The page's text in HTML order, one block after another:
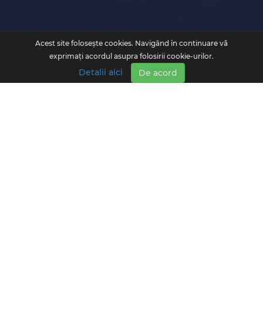
Acest site foloseşte cookies. Navigând în continuare vă
exprimați acordul asupra folosirii cookie-urilor.
Detalii aici De acord